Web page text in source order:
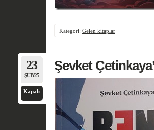
Kategori: Gelen kitaplar
23
ŞUB/25
Kapalı
Şevket